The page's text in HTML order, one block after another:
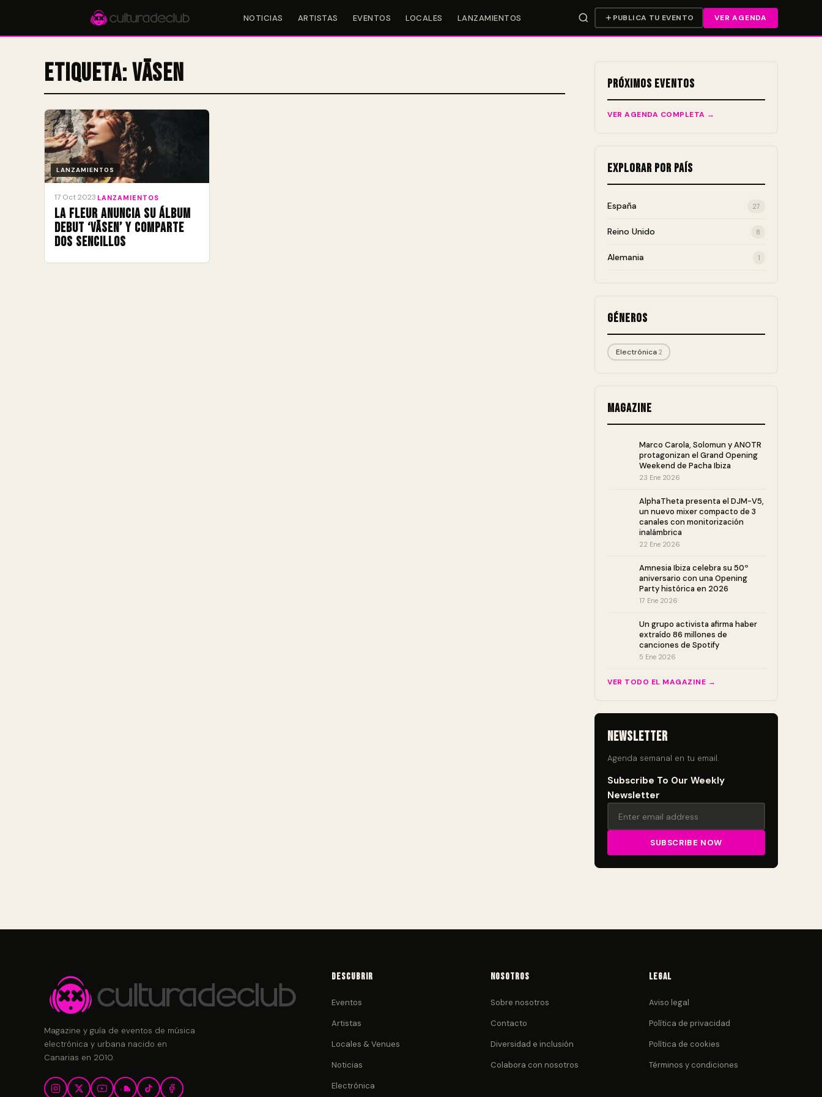
NOTICIAS ARTISTAS EVENTOS LOCALES LANZAMIENTOS PUBLICA TU EVENTO VER AGENDA
Accesos rápidos:
Etiqueta:Väsen
LANZAMIENTOS
17 Oct 2023 LANZAMIENTOS
La Fleur anuncia su álbum
debut ‘Väsen’ y comparte
dos sencillos
Próximos Eventos
VER AGENDA COMPLETA →
Explorar por País
España 27
Reino Unido 8
Alemania 1
Géneros
Electrónica 2
Magazine
Marco Carola, Solomun y ANOTR
protagonizan el Grand Opening
Weekend de Pacha Ibiza
23 Ene 2026
AlphaTheta presenta el DJM-V5,
un nuevo mixer compacto de 3
canales con monitorización
inalámbrica
22 Ene 2026
Amnesia Ibiza celebra su 50º
aniversario con una Opening
Party histórica en 2026
17 Ene 2026
Un grupo activista afirma haber
extraído 86 millones de
canciones de Spotify
5 Ene 2026
VER TODO EL MAGAZINE →
Newsletter
Agenda semanal en tu email.
Subscribe To Our Weekly
Newsletter
Magazine y guía de eventos de música
electrónica y urbana nacido en
Canarias en 2010.
Descubrir
Eventos
Artistas
Locales & Venues
Noticias
Electrónica
Nosotros
Sobre nosotros
Contacto
Diversidad e inclusión
Colabora con nosotros
Legal
Aviso legal
Política de privacidad
Política de cookies
Términos y condiciones